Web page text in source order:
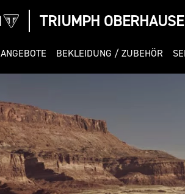
TRIUMPH
ANGEBOTE BEKLEIDUNG / ZUBEHÖR